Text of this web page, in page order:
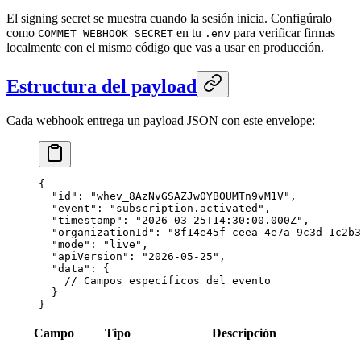
El signing secret se muestra cuando la sesión inicia. Configúralo
como COMMET_WEBHOOK_SECRET en tu .env para verificar firmas
localmente con el mismo código que vas a usar en producción.
Estructura del payload
Cada webhook entrega un payload JSON con este envelope:
{
  "id"
: "whev_8AzNvGSAZJw0YBOUMTn9vM1V" ,
  "event"
: "subscription.activated" ,
  "timestamp"
: "2026-03-25T14:30:00.000Z" ,
  "organizationId"
:
"8f14e45f-ceea-4e7a-9c3d-
  "mode"
: "live" ,
  "apiVersion"
: "2026-05-25" ,
  "data"
: {
    // Campos específicos del evento
  }
}
Campo Tipo Descripción